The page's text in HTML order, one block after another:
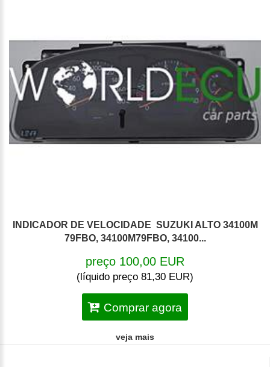
INDICADOR DE VELOCIDADE SUZUKI ALTO 34100M
79FBO, 34100M79FBO, 34100...
preço 100,00 EUR
(líquido preço 81,30 EUR)
Comprar agora
veja mais